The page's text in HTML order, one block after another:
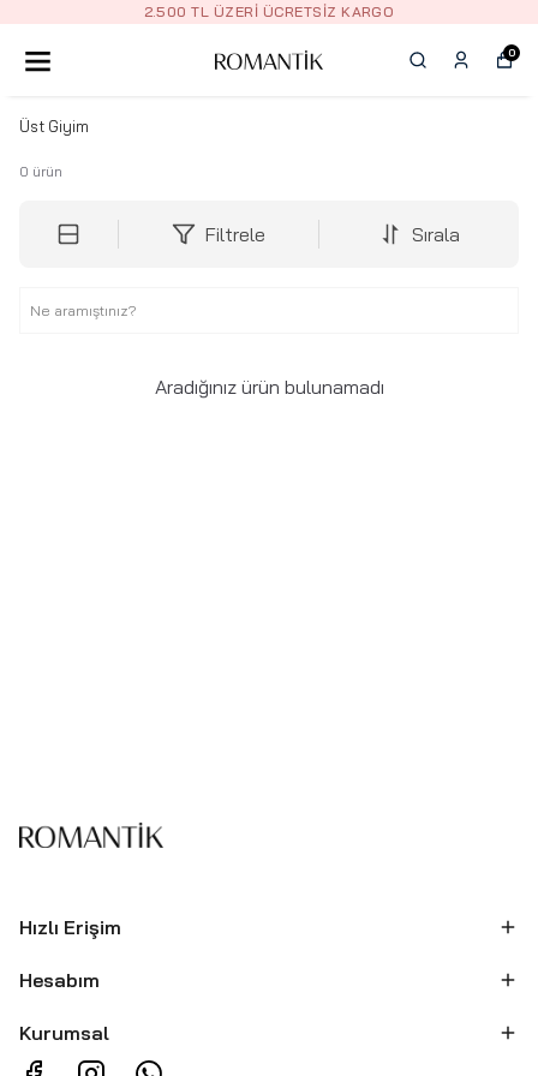
2.500 TL ÜZERI ÜCRETSIZ KARGO
0
Üst Giyim
0 ürün
Filtrele Sırala
Aradığınız ürün bulunamadı
Hızlı Erişim
Hesabım
Kurumsal